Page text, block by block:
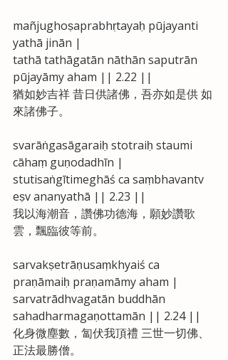
mañjughoṣaprabhṛtayaḥ pūjayanti
yathā jinān |
tathā tathāgatān nāthān saputrān
pūjayāmy aham || 2.22 ||
猶如妙吉祥 昔日供諸佛，吾亦如是供 如
來諸佛子。
svarāṅgasāgaraiḥ stotraiḥ staumi
cāhaṃ guṇodadhīn |
stutisaṅgītimeghāś ca saṃbhavantv
eṣv ananyathā || 2.23 ||
我以海潮音，讚佛功德海，願妙讚歌
雲，飄臨彼等前。
sarvakṣetrāṇusaṃkhyaiś ca
praṇāmaiḥ praṇamāmy aham |
sarvatrādhvagatān buddhān
sahadharmagaṇottamān || 2.24 ||
化身微塵數，匐伏我頂禮 三世一切佛、
正法最勝僧。